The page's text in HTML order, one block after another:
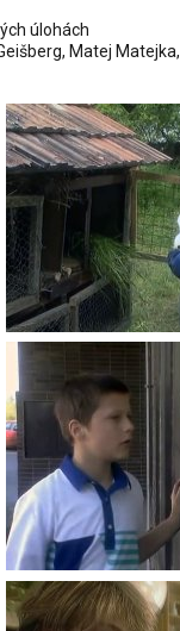
úlohách
, Matej Matejka,